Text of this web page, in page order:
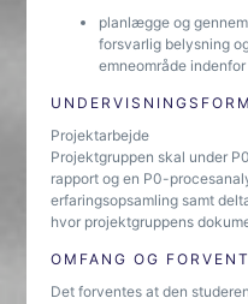
planlægge og
forsvarlig belysning
emneområde
UNDERVISNINGSFORM
Projektarbejde
Projektgruppen skal under
rapport og en P0-
erfaringsopsam­ling samt
hvor projekt­grup­pens
OMFANG OG
Det forventes at den